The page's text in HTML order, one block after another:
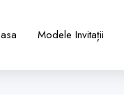
Modele Invitații